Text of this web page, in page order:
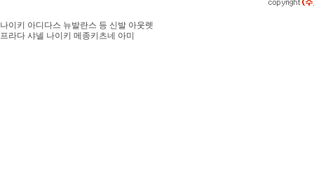
나이키 아디다스 뉴발란스 등 신발 아웃렛
프라다 샤넬 나이키 메종키츠네 아미